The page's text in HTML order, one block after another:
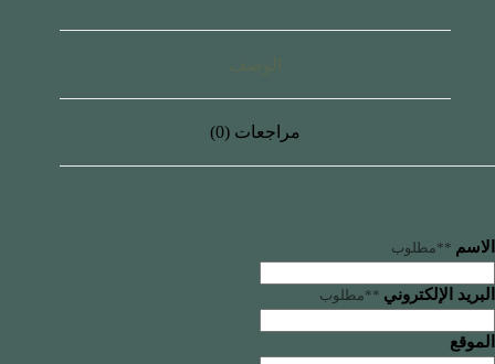
مراجعات (0)
الاسم **مطلوب
البريد الإلكتروني **مطلوب
الموقع